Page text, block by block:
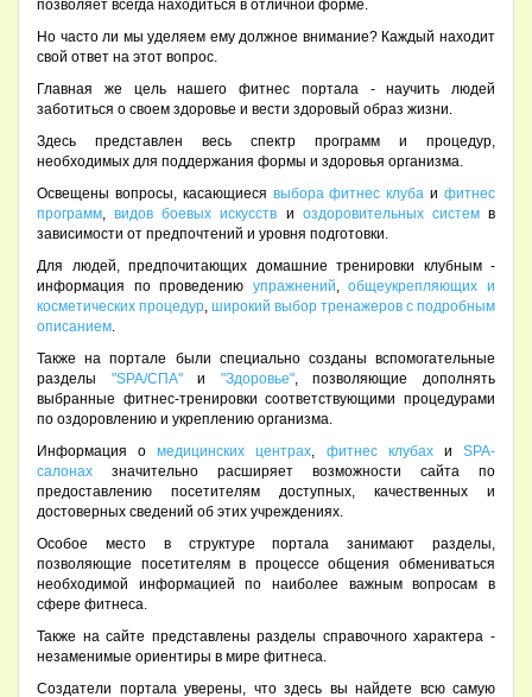
позволяет всегда находиться в отличной форме.
Но часто ли мы уделяем ему должное внимание? Каждый находит
свой ответ на этот вопрос.
Главная же цель нашего фитнес портала - научить людей
заботиться о своем здоровье и вести здоровый образ жизни.
Здесь представлен весь спектр программ и процедур,
необходимых для поддержания формы и здоровья организма.
Освещены вопросы, касающиеся выбора фитнес клуба ифитнес
программ,видов боевых искусств и оздоровительных системв
зависимости от предпочтений и уровня подготовки.
Для людей, предпочитающих домашние тренировки клубным -
информация по проведению упражнений,общеукрепляющих и
косметических процедур, широкий выбор тренажеров с подробным
описанием.
Также на портале были специально созданы вспомогательные
разделы "SPA/СПА"и "Здоровье", позволяющие дополнять
выбранные фитнес-тренировки соответствующими процедурами
по оздоровлению и укреплению организма.
Информация омедицинских центрах, фитнес клубахиSPA-
салонах значительно расширяет возможности сайта по
предоставлению посетителям доступных, качественных и
достоверных сведений об этих учреждениях.
Особое место в структуре портала занимают разделы,
позволяющие посетителям в процессе общения обмениваться
необходимой информацией по наиболее важным вопросам в
сфере фитнеса.
Также на сайте представлены разделы справочного характера -
незаменимые ориентиры в мире фитнеса.
Создатели портала уверены, что здесь вы найдете всю самую